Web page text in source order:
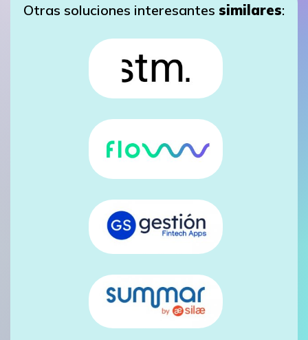
Otras soluciones interesantes similares: